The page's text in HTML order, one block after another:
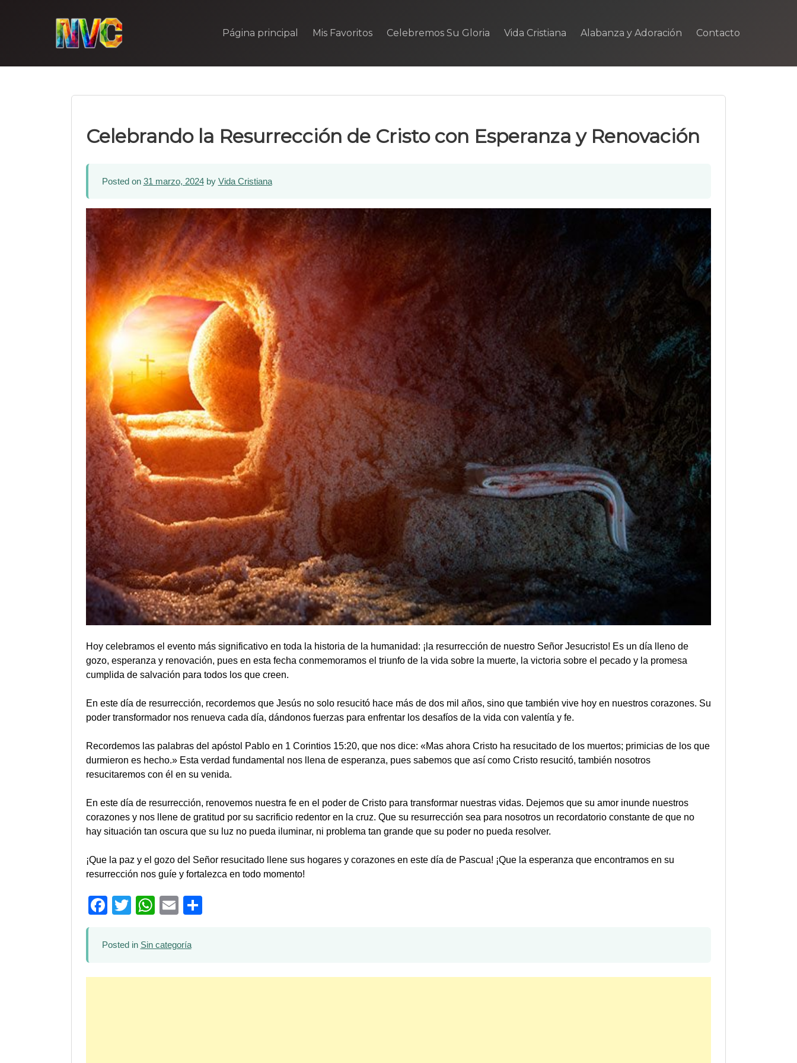
Página principal Mis Favoritos Celebremos Su Gloria Vida Cristiana Alabanza y Adoración Contacto
Celebrando la Resurrección de Cristo con Esperanza y Renovación
Posted on 31 marzo, 2024by Vida Cristiana
Hoy celebramos el evento más significativo en toda la historia de la humanidad: ¡la resurrección de nuestro Señor Jesucristo! Es un día lleno de
gozo, esperanza y renovación, pues en esta fecha conmemoramos el triunfo de la vida sobre la muerte, la victoria sobre el pecado y la promesa
cumplida de salvación para todos los que creen.
En este día de resurrección, recordemos que Jesús no solo resucitó hace más de dos mil años, sino que también vive hoy en nuestros corazones. Su
poder transformador nos renueva cada día, dándonos fuerzas para enfrentar los desafíos de la vida con valentía y fe.
Recordemos las palabras del apóstol Pablo en 1 Corintios 15:20, que nos dice: «Mas ahora Cristo ha resucitado de los muertos; primicias de los que
durmieron es hecho.» Esta verdad fundamental nos llena de esperanza, pues sabemos que así como Cristo resucitó, también nosotros
resucitaremos con él en su venida.
En este día de resurrección, renovemos nuestra fe en el poder de Cristo para transformar nuestras vidas. Dejemos que su amor inunde nuestros
corazones y nos llene de gratitud por su sacrificio redentor en la cruz. Que su resurrección sea para nosotros un recordatorio constante de que no
hay situación tan oscura que su luz no pueda iluminar, ni problema tan grande que su poder no pueda resolver.
¡Que la paz y el gozo del Señor resucitado llene sus hogares y corazones en este día de Pascua! ¡Que la esperanza que encontramos en su
resurrección nos guíe y fortalezca en todo momento!
Facebook
TwitterWhatsApp
Email
Posted in Sin categoría